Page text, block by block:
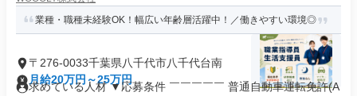
業種・職種未経験OK！幅広い年齢層活躍中！／働きやすい環境◎
〒276-0033千葉県八千代市八千代台南
月給20万円～25万円
求めている人材 ▼応募条件 ￣￣￣￣￣ 普通⾃動⾞運転免許(A